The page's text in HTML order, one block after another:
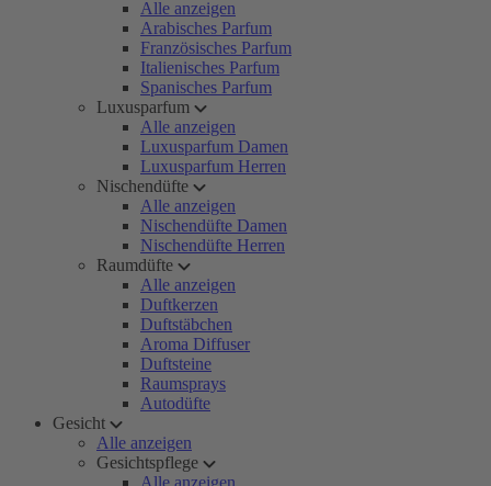
Alle anzeigen
Arabisches Parfum
Französisches Parfum
Italienisches Parfum
Spanisches Parfum
Luxusparfum
Alle anzeigen
Luxusparfum Damen
Luxusparfum Herren
Nischendüfte
Alle anzeigen
Nischendüfte Damen
Nischendüfte Herren
Raumdüfte
Alle anzeigen
Duftkerzen
Duftstäbchen
Aroma Diffuser
Duftsteine
Raumsprays
Autodüfte
Gesicht
Alle anzeigen
Gesichtspflege
Alle anzeigen